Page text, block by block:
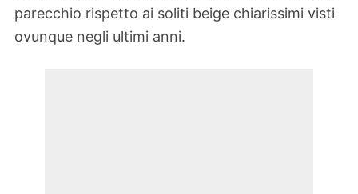
parecchio rispetto ai soliti beige chiarissimi visti
ovunque negli ultimi anni.